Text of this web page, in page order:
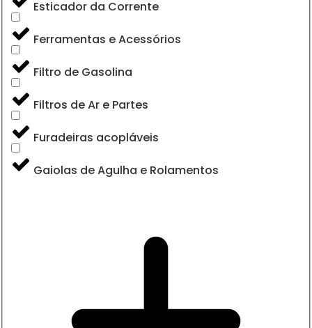
Esticador da Corrente
Ferramentas e Acessórios
Filtro de Gasolina
Filtros de Ar e Partes
Furadeiras acopláveis
Gaiolas de Agulha e Rolamentos